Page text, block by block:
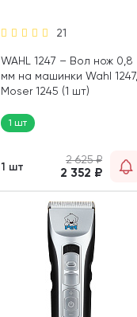
21
WAHL 1247 – Вол нож 0,8
мм на машинки Wahl 1247,
Moser 1245 (1 шт)
1 шт
1 шт
2 625₽
2 352 ₽